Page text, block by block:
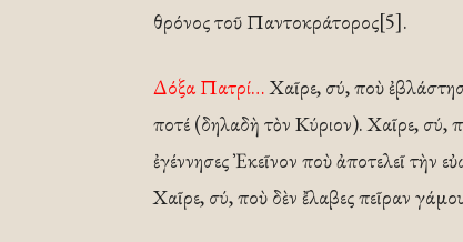
θρόνος τοῦ Παντοκράτορος[5].
Δόξα Πατρί…Χαῖρε, σύ, ποὺ
ποτέ (δηλαδὴ τὸν Κύριον). Χαῖρε, σύ,
ἐγέννησες Ἐκεῖνον ποὺ ἀποτελεῖ τὴν
Χαῖρε, σύ, ποὺ δὲν ἔλαβες πεῖραν